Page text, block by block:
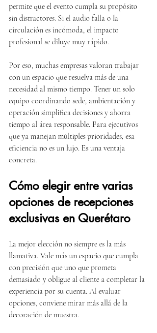
permite que el evento cumpla su propósito
sin distractores. Si el audio falla o la
circulación es incómoda, el impacto
profesional se diluye muy rápido.
Por eso, muchas empresas valoran trabajar
con un espacio que resuelva más de una
necesidad al mismo tiempo. Tener un solo
equipo coordinando sede, ambientación y
operación simplifica decisiones y ahorra
tiempo al área responsable. Para ejecutivos
que ya manejan múltiples prioridades, esa
eficiencia no es un lujo. Es una ventaja
concreta.
Cómo elegir entre varias
opciones de recepciones
exclusivas en Querétaro
La mejor elección no siempre es la más
llamativa. Vale más un espacio que cumpla
con precisión que uno que prometa
demasiado y obligue al cliente a completar la
experiencia por su cuenta. Al evaluar
opciones, conviene mirar más allá de la
decoración de muestra.